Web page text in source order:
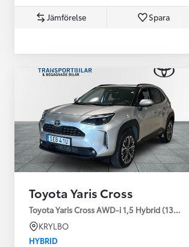
Jämförelse Spara
Toyota Yaris Cross
Toyota Yaris Cross AWD-i 1,5 Hybrid
KRYLBO
HYBRID